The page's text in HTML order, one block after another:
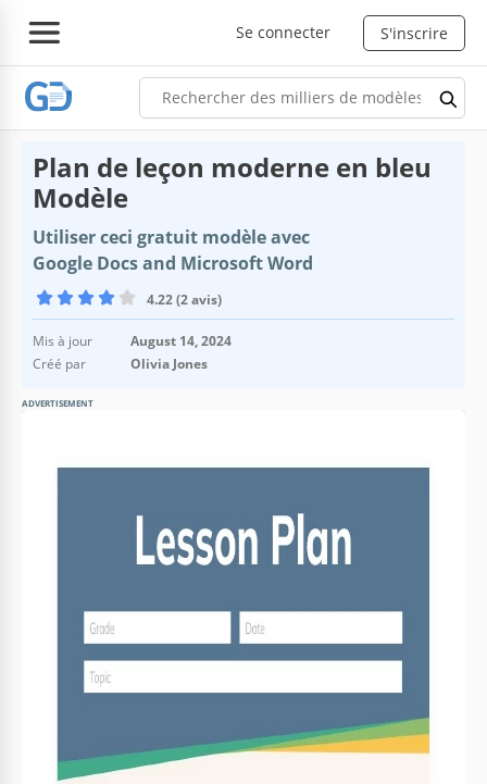
Se connecter S'inscrire
Plan de leçon moderne en bleu
Modèle
Utiliser ceci gratuit modèle avec
Google Docs and Microsoft Word
4.22 (2 avis)
Mis à jour
August 14, 2024
Créé par
Olivia Jones
ADVERTISEMENT